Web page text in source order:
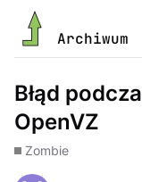
Archiwum
Błąd
OpenVZ
Zombie